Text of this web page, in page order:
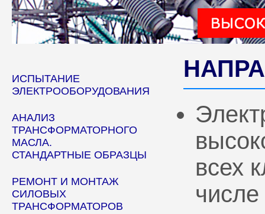
ИСПЫТАНИЕ
ЭЛЕКТРООБОРУДОВАНИЯ
АНАЛИЗ
ТРАНСФОРМАТОРНОГО
МАСЛА.
СТАНДАРТНЫЕ ОБРАЗЦЫ
РЕМОНТ И МОНТАЖ
СИЛОВЫХ
ТРАНСФОРМАТОРОВ
всех